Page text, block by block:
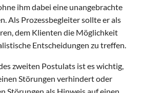
ihm dabei eine unangebrachte
Als Prozessbegleiter sollte er als
dem Klienten die Möglichkeit
Entscheidungen zu treffen.
zweiten Postulats ist es wichtig,
Störungen verhindert oder